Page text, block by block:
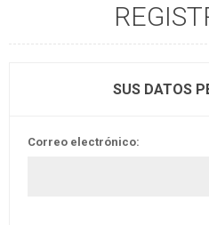
SUS DATOS
Correo electrónico: